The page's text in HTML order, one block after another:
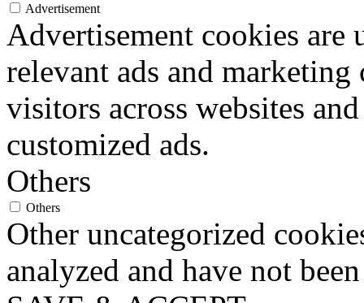
Advertisement
Advertisement cookies
relevant ads and marketing
visitors across websites
customized ads.
Others
Others
Other uncategorized
analyzed and have not